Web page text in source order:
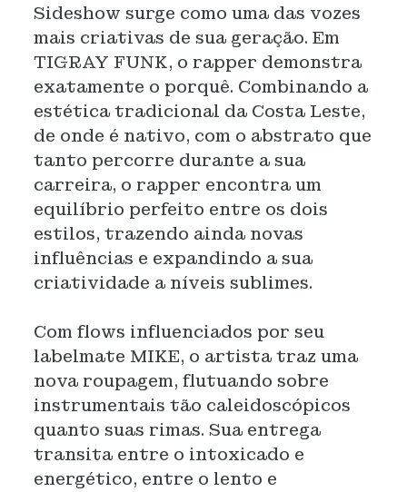
Sideshow surge como uma das vozes
mais criativas de sua geração. Em
TIGRAY FUNK, o rapper demonstra
exatamente o porquê. Combinando a
estética tradicional da Costa Leste,
de onde é nativo, com o abstrato que
tanto percorre durante a sua
carreira, o rapper encontra um
equilíbrio perfeito entre os dois
estilos, trazendo ainda novas
influências e expandindo a sua
criatividade a níveis sublimes.
Com flows influenciados por seu
labelmate MIKE, o artista traz uma
nova roupagem, flutuando sobre
instrumentais tão caleidoscópicos
quanto suas rimas. Sua entrega
transita entre o intoxicado e
energético, entre o lento e